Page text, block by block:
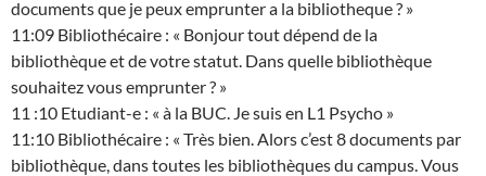
documents que je peux emprunter a la bibliotheque ? »
11:09 Bibliothécaire : « Bonjour tout dépend de la
bibliothèque et de votre statut. Dans quelle bibliothèque
souhaitez vous emprunter ? »
11 :10 Etudiant-e : « à la BUC. Je suis en L1 Psycho »
11:10 Bibliothécaire : « Très bien. Alors c’est 8 documents par
bibliothèque, dans toutes les bibliothèques du campus. Vous